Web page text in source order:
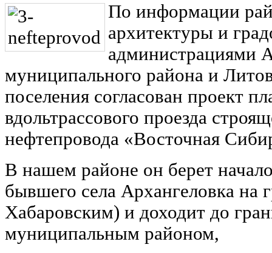
По информации
архитектуры и
администрациями
муниципального района и
поселения согласован проект
вдольтрассового проезда
нефтепровода «Восточная
В нашем районе он берет
бывшего села Архангеловка на
Хабаровским) и доходит до
муниципальным районом,